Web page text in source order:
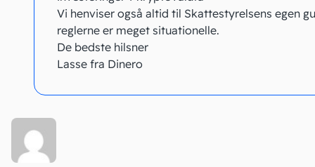
Vi henviser også altid til Skattestyrelsens egen
reglerne er meget situationelle.
De bedste hilsner
Lasse fra Dinero